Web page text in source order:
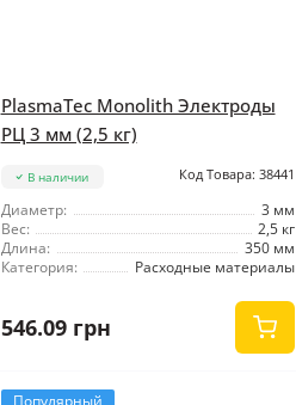
PlasmaTec Monolith Электроды
РЦ 3 мм (2,5 кг)
В наличии Код Товара: 38441
Диаметр:
3 мм
Вес:
2,5 кг
Длина:
350 мм
Категория:
Расходные материалы
546.09 грн